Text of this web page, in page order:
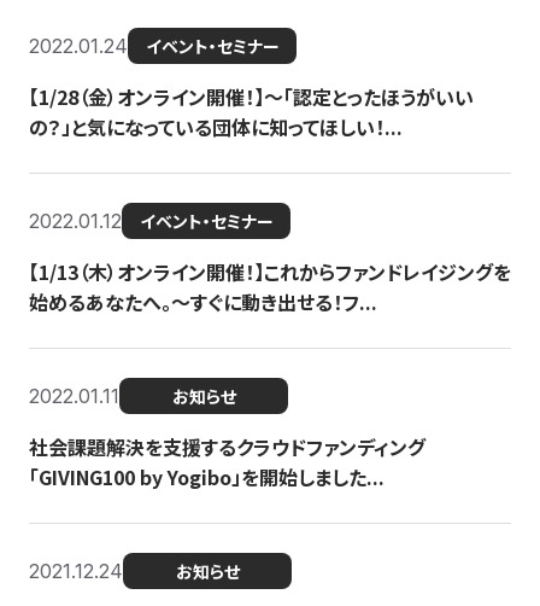
2022.01.24 イベント・セミナー
【1/28（金）オンライン開催！】〜「認定とったほうがいい
の？」と気になっている団体に知ってほしい！...
2022.01.12 イベント・セミナー
【1/13（木）オンライン開催！】これからファンドレイジングを
始めるあなたへ。〜すぐに動き出せる！フ...
2022.01.11 お知らせ
社会課題解決を支援するクラウドファンディング
「GIVING100 by Yogibo」を開始しました...
2021.12.24 お知らせ